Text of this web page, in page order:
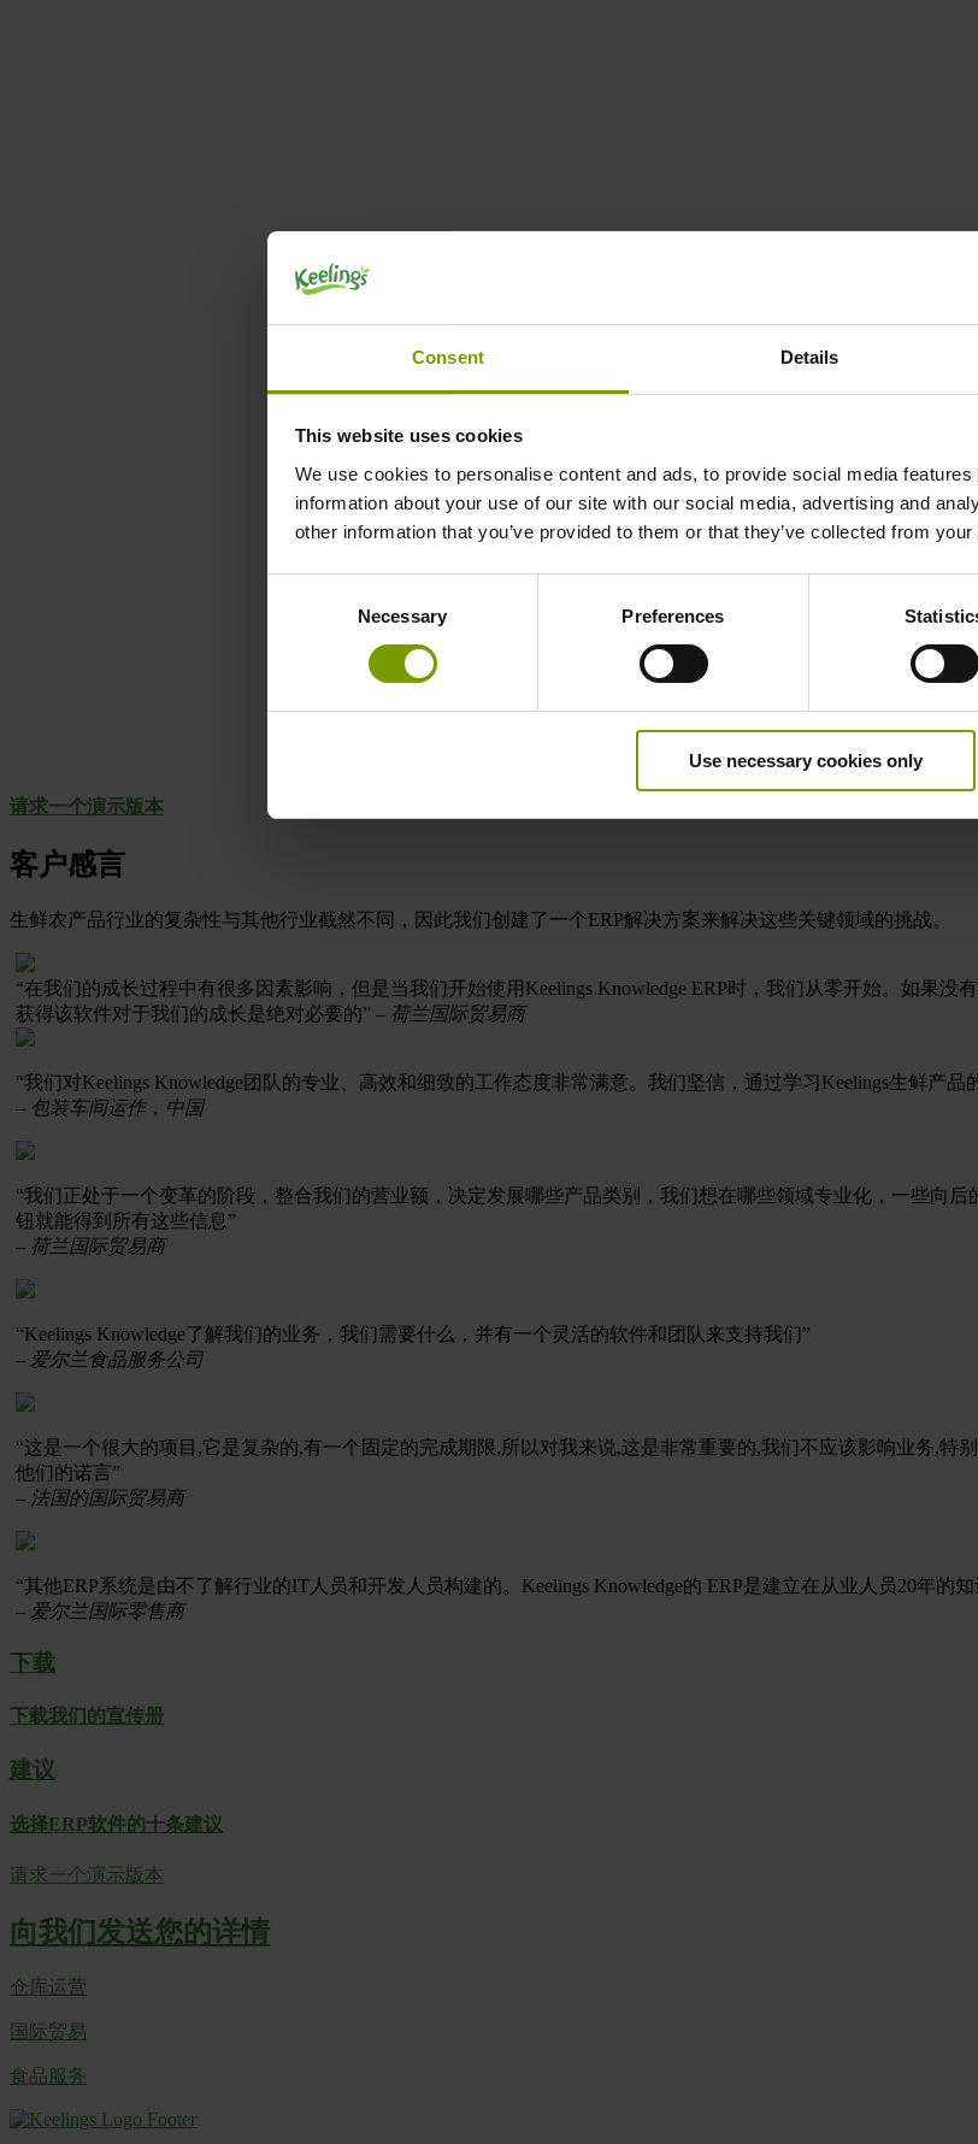
Consent Details
This website uses cookies
We use cookies to personalise content and ads, to provide social media
information about your use of our site with our social media, advertising and
other information that you’ve provided to them or that they’ve collected from
Necessary Preferences
Use necessary cookies only
指定超级用户来支持项目实施、培训员工并筛选问题并提交到实时服务台:
Keelings Knowledge的专业知识应用在贵公司核心业务中
我们提供最适合您、您的用户和您的业务的选择。工具以及材料:
请求一个演示版本
客户感言
生鲜农产品行业的复杂性与其他行业截然不同，因此我们创建了一个ERP解决方案来解决这些关键领域的挑战。
“在我们的成长过程中有很多因素影响，但是当我们开始使用Keelings Knowledge ERP时，我们从零开始。如果
获得该软件对于我们的成长是绝对必要的” – 荷兰国际贸易商
“我们对Keelings Knowledge团队的专业、高效和细致的工作态度非常满意。我们坚信，通过学习Keelings生鲜产
– 包装车间运作，中国
“我们正处于一个变革的阶段，整合我们的营业额，决定发展哪些产品类别，我们想在哪些领域专业化，一些向
钮就能得到所有这些信息”
– 荷兰国际贸易商
“Keelings Knowledge了解我们的业务，我们需要什么，并有一个灵活的软件和团队来支持我们”
– 爱尔兰食品服务公司
“这是一个很大的项目,它是复杂的,有一个固定的完成期限,所以对我来说,这是非常重要的,我们不应该影响业务,特
他们的诺言”
– 法国的国际贸易商
“其他ERP系统是由不了解行业的IT人员和开发人员构建的。Keelings Knowledge的 ERP是建立在从业人员20年的
– 爱尔兰国际零售商
下载
下载我们的宣传册
建议
选择ERP软件的十条建议
请求一个演示版本
向我们发送您的详情
仓库运营
国际贸易
食品服务
Footer